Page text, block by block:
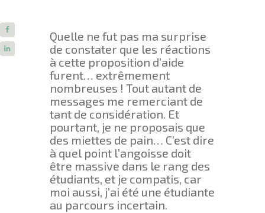
Quelle ne fut pas ma surprise
de constater que les réactions
à cette proposition d’aide
furent… extrêmement
nombreuses ! Tout autant de
messages me remerciant de
tant de considération. Et
pourtant, je ne proposais que
des miettes de pain… C’est dire
à quel point l’angoisse doit
être massive dans le rang des
étudiants, et je compatis, car
moi aussi, j’ai été une étudiante
au parcours incertain.